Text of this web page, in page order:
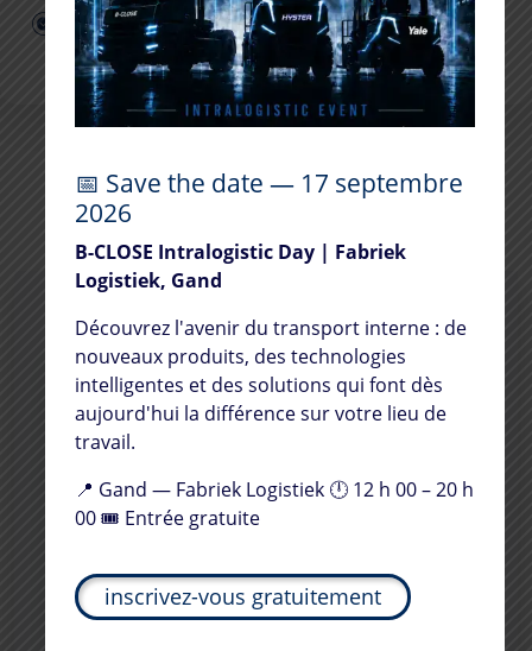
Équipements de haute qualité
La force d’un service local,
la puissance d’un réseau
national
Avec des unités locales et un
sommes littéralement et
figurativement proches de nos
📅 Save the date — 17 septembre
2026
B-CLOSE Intralogistic Day | Fabriek
Logistiek, Gand
Découvrez l'avenir du transport interne : de
nouveaux produits, des technologies
intelligentes et des solutions qui font dès
aujourd'hui la différence sur votre lieu de
travail.
📍 Gand — Fabriek Logistiek 🕛 12 h 00 – 20 h
00 🎟️ Entrée gratuite
inscrivez-vous gratuitement